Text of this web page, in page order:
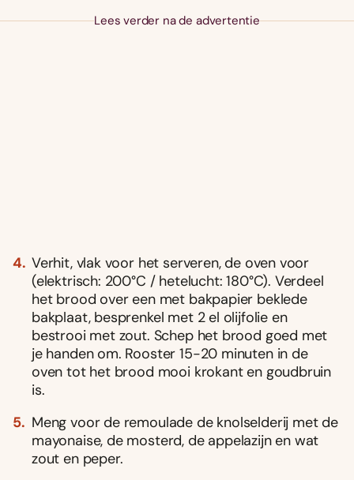
Lees verder na de advertentie
Verhit, vlak voor het serveren, de oven voor
(elektrisch: 200°C / hetelucht: 180°C). Verdeel
het brood over een met bakpapier beklede
bakplaat, besprenkel met 2 el olijfolie en
bestrooi met zout. Schep het brood goed met
je handen om. Rooster 15-20 minuten in de
oven tot het brood mooi krokant en goudbruin
is.
Meng voor de remoulade de knolselderij met de
mayonaise, de mosterd, de appelazijn en wat
zout en peper.